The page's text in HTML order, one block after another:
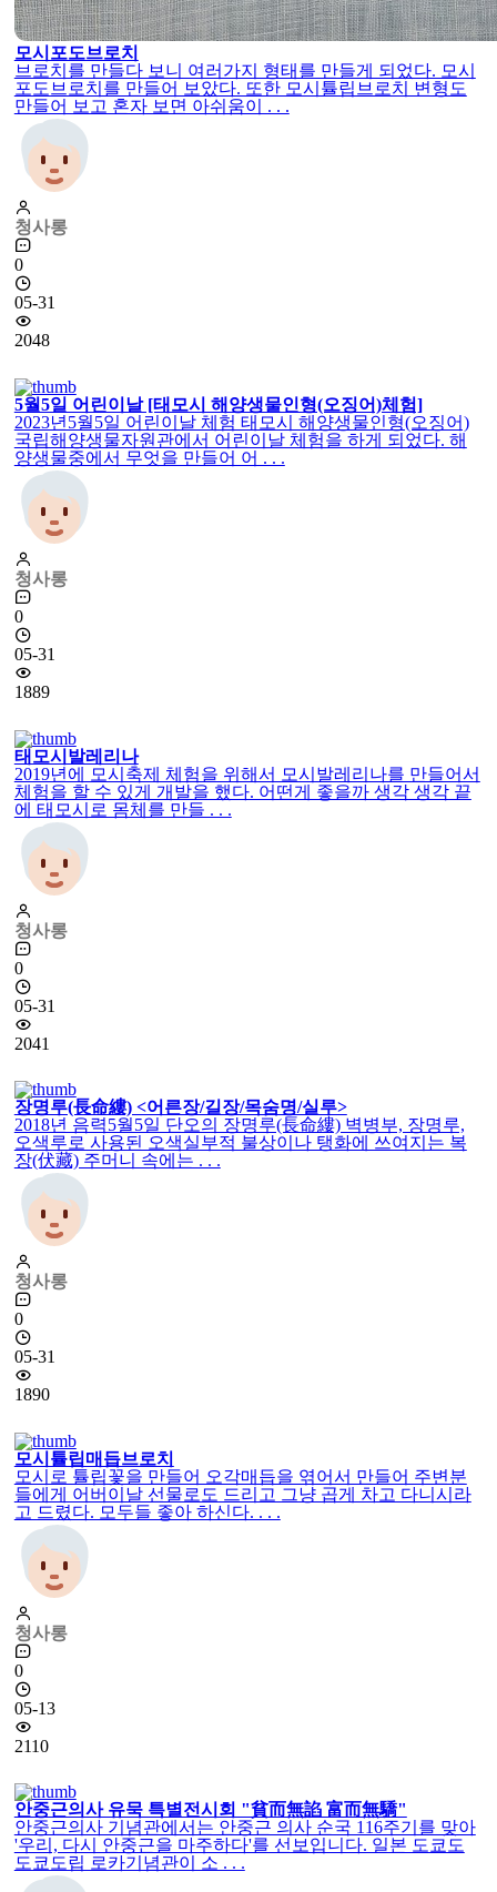
모시포도브로치
브로치를 만들다 보니 여러가지 형태를 만들게 되었다. 모시
포도브로치를 만들어 보았다. 또한 모시튤립브로치 변형도
만들어 보고 혼자 보면 아쉬움이 . . .
청사롱
0
05-31
2048
5월5일 어린이날 [태모시 해양생물인형(오징어)체험]
2023년5월5일 어린이날 체험 태모시 해양생물인형(오징어)
국립해양생물자원관에서 어린이날 체험을 하게 되었다. 해
양생물중에서 무엇을 만들어 어 . . .
청사롱
0
05-31
1889
태모시발레리나
2019년에 모시축제 체험을 위해서 모시발레리나를 만들어서
체험을 할 수 있게 개발을 했다. 어떤게 좋을까 생각 생각 끝
에 태모시로 몸체를 만들 . . .
청사롱
0
05-31
2041
장명루(長命縷) <어른장/길장/목숨명/실루>
2018년 음력5월5일 단오의 장명루(長命縷) 벽병부, 장명루,
오색루로 사용된 오색실부적 불상이나 탱화에 쓰여지는 복
장(伏藏) 주머니 속에는 . . .
청사롱
0
05-31
1890
모시튤립매듭브로치
모시로 튤립꽃을 만들어 오각매듭을 엮어서 만들어 주변분
들에게 어버이날 선물로도 드리고 그냥 곱게 차고 다니시라
고 드렸다. 모두들 좋아 하신다. . . .
청사롱
0
05-13
2110
안중근의사 유묵 특별전시회 "貧而無諂 富而無驕"
안중근의사 기념관에서는 안중근 의사 순국 116주기를 맞아
'우리, 다시 안중근을 마주하다'를 선보입니다. 일본 도쿄도
도쿄도립 로카기념관이 소 . . .